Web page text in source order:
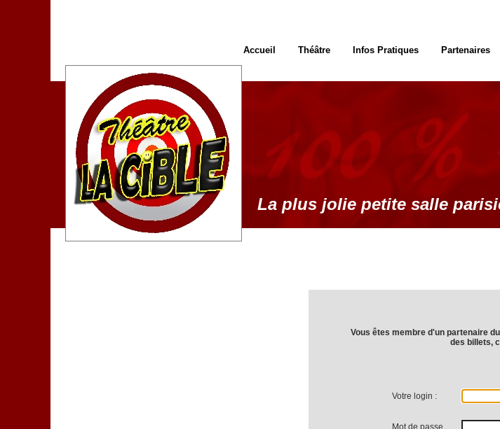
Vous êtes membre d'un partenaire
des billets,
Votre login :
Mot de passe
La plus jolie petite salle
Accueil Théâtre Infos Pratiques Partenaires